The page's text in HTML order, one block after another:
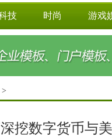
技 时尚 游戏
>
挖数字货币与